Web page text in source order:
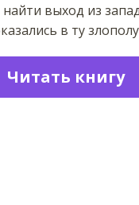
выход из
в ту
Читать книгу